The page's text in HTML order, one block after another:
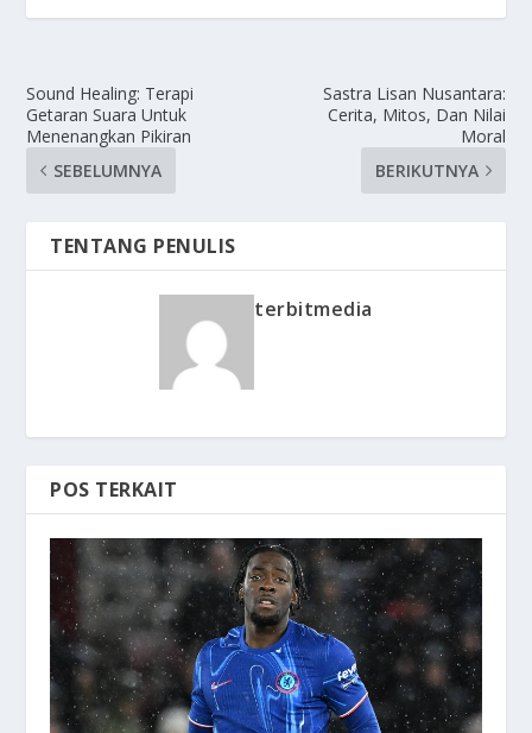
Sound Healing: Terapi
Getaran Suara Untuk
Menenangkan Pikiran
SEBELUMNYA
Sastra Lisan Nusantara:
Cerita, Mitos, Dan Nilai
Moral
BERIKUTNYA
TENTANG PENULIS
terbitmedia
POS TERKAIT